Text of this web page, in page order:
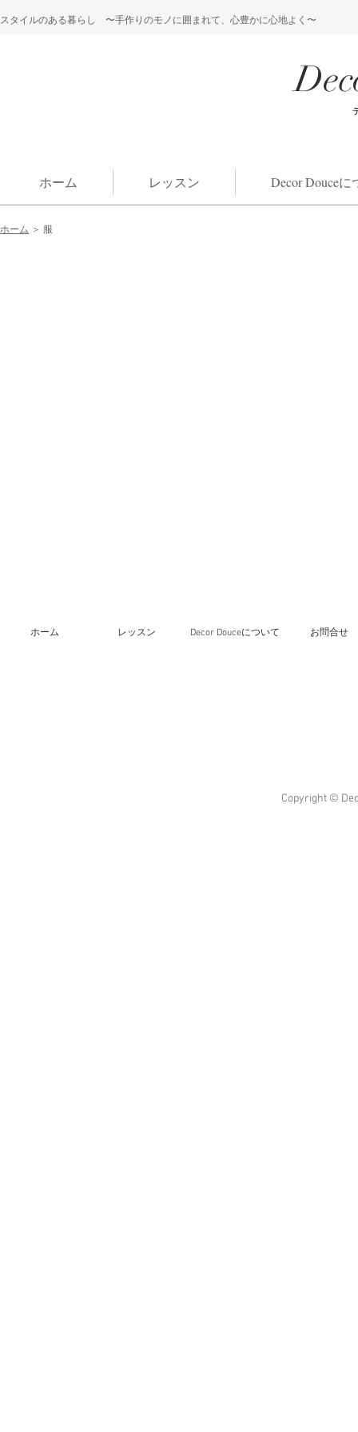
スタイルのある暮らし 〜手作りのモノに囲まれて、心豊かに心地よく〜
ホーム レッスン Decor Douceに
ホーム ＞ 服
ホーム レッスン Decor Douceについて お問合せ
Copyright ©